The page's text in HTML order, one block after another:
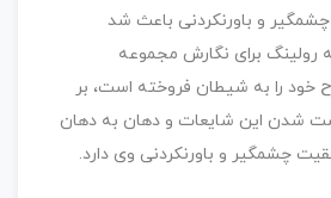
و باورنکردنی باعث شد
رولینگ برای نگارش مجموعه
خود را به شیطان فروخته است، بر
شدن این شایعات و دهان به دهان
چشمگیر و باورنکردنی وی دارد.